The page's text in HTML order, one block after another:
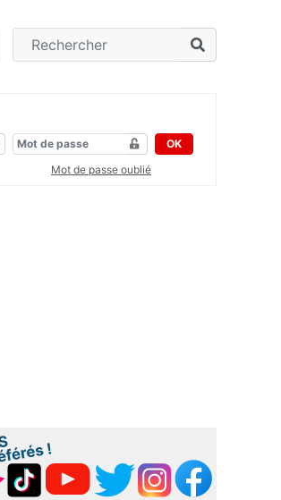
OK
Mot de passe oublié